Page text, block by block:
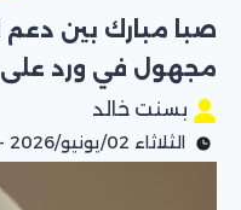
صبا مبارك بين
مجهول في ورد
بسنت خالد
الثلاثاء 02/يونيو/2026 - 03:31 م